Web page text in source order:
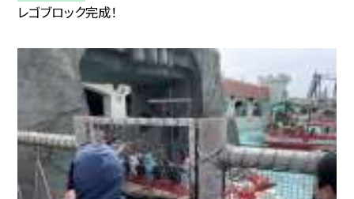
レゴブロック完成！